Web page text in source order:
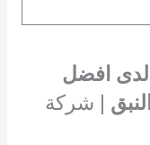
لدى افضل
| شركة